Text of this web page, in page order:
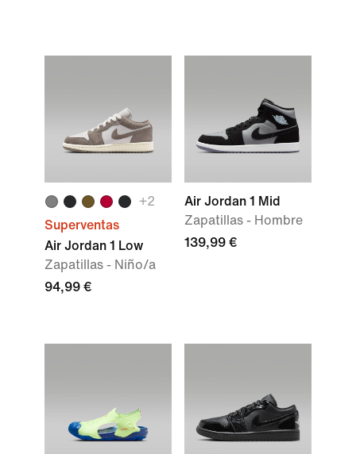
+2
Superventas
Air Jordan 1 Low
Zapatillas - Niño/a
94,99 €
Air Jordan 1 Mid
Zapatillas - Hombre
139,99 €